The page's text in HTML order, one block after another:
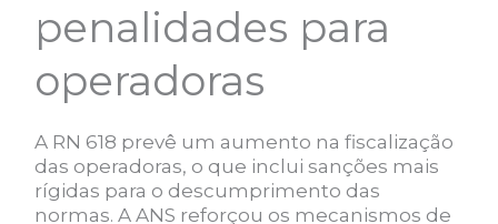
penalidades para
operadoras
A RN 618 prevê um aumento na fiscalização
das operadoras, o que inclui sanções mais
rígidas para o descumprimento das
normas. A ANS reforçou os mecanismos de